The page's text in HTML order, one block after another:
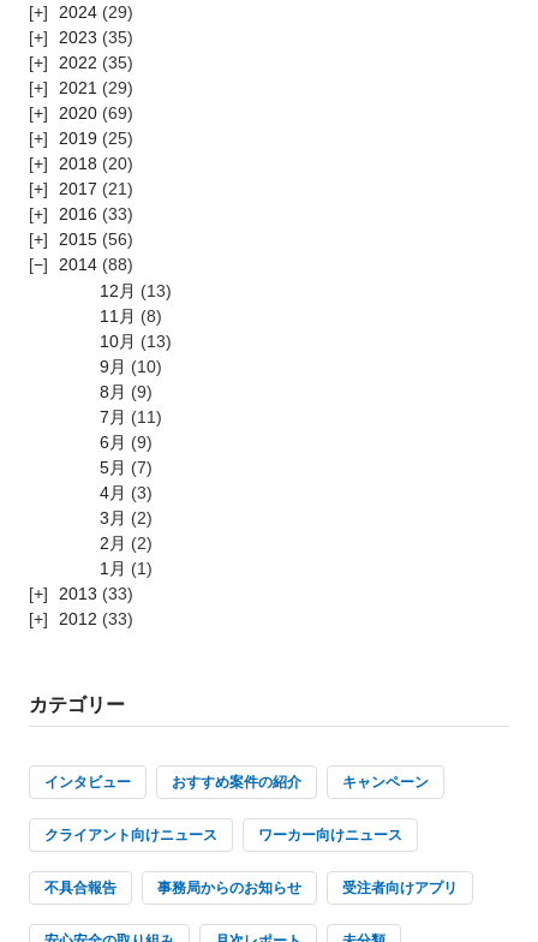
2024 (29)
2023 (35)
2022 (35)
2021 (29)
2020 (69)
2019 (25)
2018 (20)
2017 (21)
2016 (33)
2015 (56)
2014 (88)
12月 (13)
11月 (8)
10月 (13)
9月 (10)
8月 (9)
7月 (11)
6月 (9)
5月 (7)
4月 (3)
3月 (2)
2月 (2)
1月 (1)
2013 (33)
2012 (33)
カテゴリー
インタビュー おすすめ案件の紹介 キャンペーン
クライアント向けニュース ワーカー向けニュース
不具合報告 事務局からのお知らせ 受注者向けアプリ